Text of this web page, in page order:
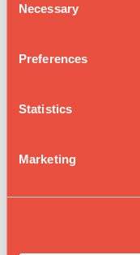
Necessary
Preferences
Statistics
Marketing
ANDEREN
Respect voor de